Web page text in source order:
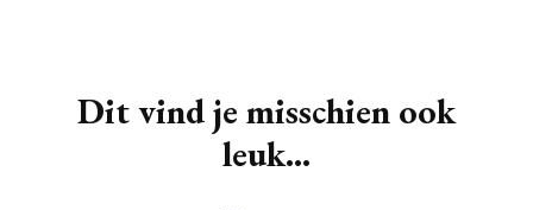
Dit vind je misschien ook
leuk...